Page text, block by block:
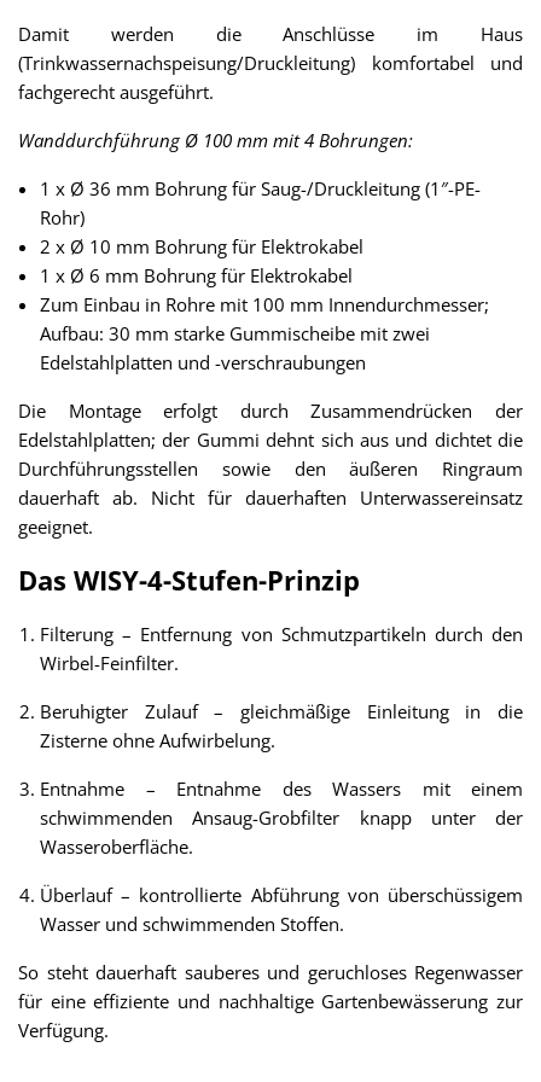
Damit werden die Anschlüsse im Haus
(Trinkwassernachspeisung/Druckleitung) komfortabel und
fachgerecht ausgeführt.
Wanddurchführung Ø 100 mm mit 4 Bohrungen:
1 x Ø 36 mm Bohrung für Saug-/Druckleitung (1″-PE-
Rohr)
2 x Ø 10 mm Bohrung für Elektrokabel
1 x Ø 6 mm Bohrung für Elektrokabel
Zum Einbau in Rohre mit 100 mm Innendurchmesser;
Aufbau: 30 mm starke Gummischeibe mit zwei
Edelstahlplatten und -verschraubungen
Die Montage erfolgt durch Zusammendrücken der
Edelstahlplatten; der Gummi dehnt sich aus und dichtet die
Durchführungsstellen sowie den äußeren Ringraum
dauerhaft ab. Nicht für dauerhaften Unterwassereinsatz
geeignet.
Das WISY-4-Stufen-Prinzip
Filterung – Entfernung von Schmutzpartikeln durch den
Wirbel-Feinfilter.
Beruhigter Zulauf – gleichmäßige Einleitung in die
Zisterne ohne Aufwirbelung.
Entnahme – Entnahme des Wassers mit einem
schwimmenden Ansaug-Grobfilter knapp unter der
Wasseroberfläche.
Überlauf – kontrollierte Abführung von überschüssigem
Wasser und schwimmenden Stoffen.
So steht dauerhaft sauberes und geruchloses Regenwasser
für eine effiziente und nachhaltige Gartenbewässerung zur
Verfügung.